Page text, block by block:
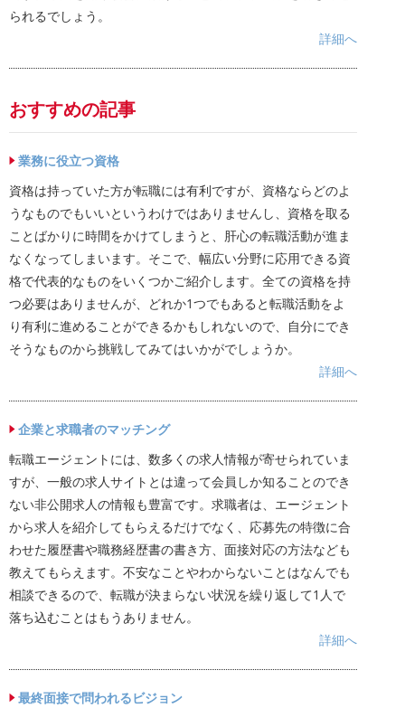
られるでしょう。
詳細へ
おすすめの記事
業務に役立つ資格
資格は持っていた方が転職には有利ですが、資格ならどのよ
うなものでもいいというわけではありませんし、資格を取る
ことばかりに時間をかけてしまうと、肝心の転職活動が進ま
なくなってしまいます。そこで、幅広い分野に応用できる資
格で代表的なものをいくつかご紹介します。全ての資格を持
つ必要はありませんが、どれか1つでもあると転職活動をよ
り有利に進めることができるかもしれないので、自分にでき
そうなものから挑戦してみてはいかがでしょうか。
詳細へ
企業と求職者のマッチング
転職エージェントには、数多くの求人情報が寄せられていま
すが、一般の求人サイトとは違って会員しか知ることのでき
ない非公開求人の情報も豊富です。求職者は、エージェント
から求人を紹介してもらえるだけでなく、応募先の特徴に合
わせた履歴書や職務経歴書の書き方、面接対応の方法なども
教えてもらえます。不安なことやわからないことはなんでも
相談できるので、転職が決まらない状況を繰り返して1人で
落ち込むことはもうありません。
詳細へ
最終面接で問われるビジョン